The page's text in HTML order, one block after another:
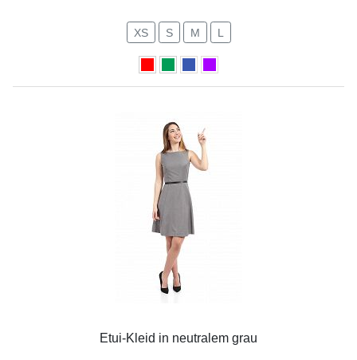
XS S M L
Etui-Kleid in neutralem grau